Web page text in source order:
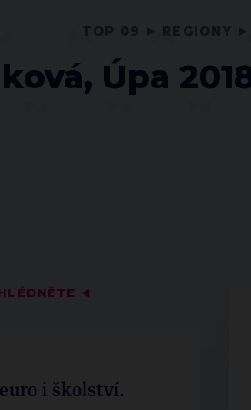
Úpa
◀
i školství.